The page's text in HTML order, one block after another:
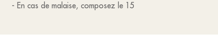
- En cas de malaise, composez le 15